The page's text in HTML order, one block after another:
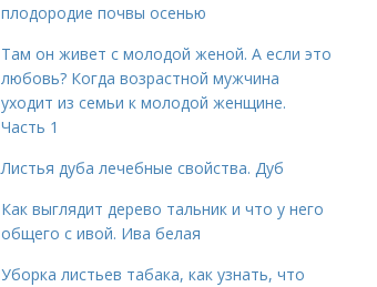
плодородие почвы осенью
Там он живет с молодой женой. А если это
любовь? Когда возрастной мужчина
уходит из семьи к молодой женщине.
Часть 1
Листья дуба лечебные свойства. Дуб
Как выглядит дерево тальник и что у него
общего с ивой. Ива белая
Уборка листьев табака, как узнать, что